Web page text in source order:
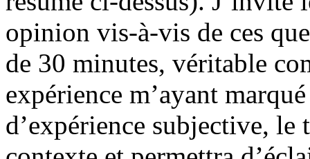
opinion vis-à-vis de ces
de 30 minutes, véritable
expérience m’ayant
d’expérience subjective, le